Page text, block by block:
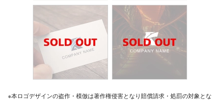
※本ロゴデザインの盗作・模倣は著作権侵害となり賠償請求・処罰の対象とな